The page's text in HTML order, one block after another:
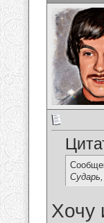
Хочу